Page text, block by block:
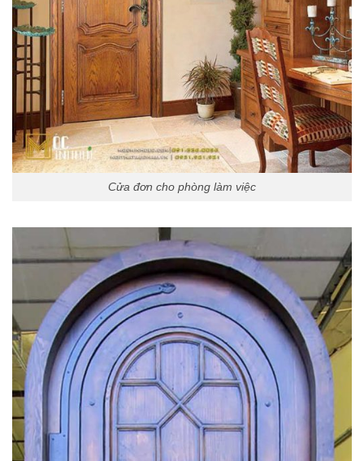
Cửa đơn cho phòng làm việc